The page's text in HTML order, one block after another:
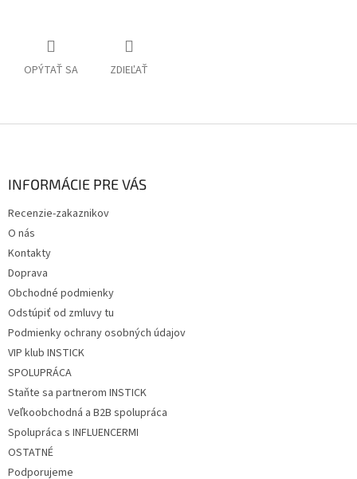
OPÝTAŤ SA ZDIEĽAŤ
INFORMÁCIE PRE VÁS
Recenzie-zakaznikov
O nás
Kontakty
Doprava
Obchodné podmienky
Odstúpiť od zmluvy tu
Podmienky ochrany osobných údajov
VIP klub INSTICK
SPOLUPRÁCA
Staňte sa partnerom INSTICK
Veľkoobchodná a B2B spolupráca
Spolupráca s INFLUENCERMI
OSTATNÉ
Podporujeme